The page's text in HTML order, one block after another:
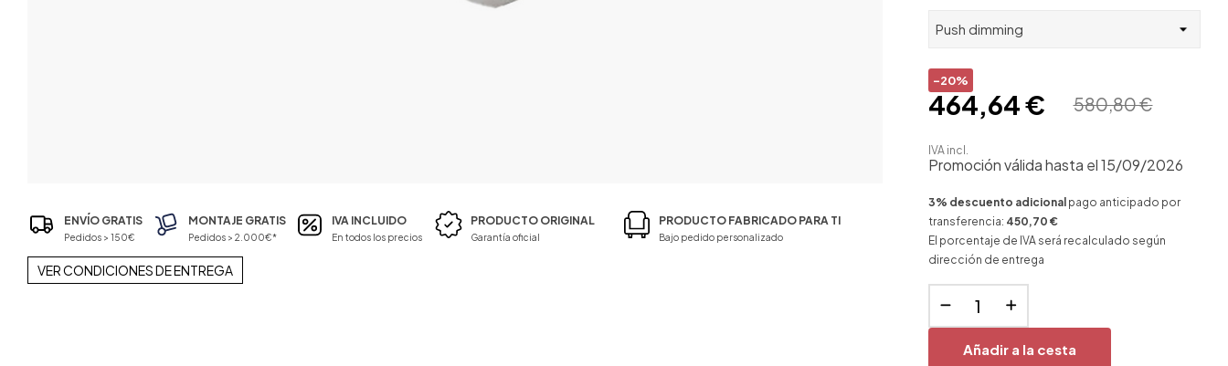
ENVÍO GRATIS
Pedidos > 150€
MONTAJE GRATIS
Pedidos > 2.000€*
IVA INCLUIDO
En todos los precios
PRODUCTO ORIGINAL
Garantía oficial
PRODUCTO FABRICADO PARA TI
Bajo pedido personalizado
VER CONDICIONES DE ENTREGA
-20%
580,80 €
464,64 €
IVA incl.
Promoción válida hasta el 15/09/2026
3% descuento adicional pago anticipado por
transferencia: 450,70 €
El porcentaje de IVA será recalculado según
dirección de entrega
Añadir a la cesta